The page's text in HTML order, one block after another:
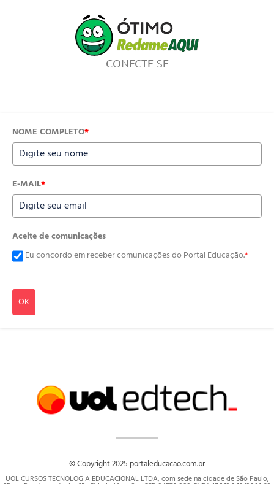
CONECTE-SE
NOME COMPLETO*
E-MAIL*
Aceite de comunicações
Eu concordo em receber comunicações do Portal Educação.*
OK
© Copyright 2025 portaleducacao.com.br
UOL CURSOS TECNOLOGIA EDUCACIONAL LTDA, com sede na cidade de São Paulo,